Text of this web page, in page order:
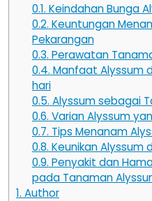
0.1. Keindahan Bunga
0.2. Keuntungan
Pekarangan
0.3. Perawatan
0.4. Manfaat Alyssum
hari
0.5. Alyssum sebagai
0.6. Varian Alyssum
0.7. Tips Menanam
0.8. Keunikan Alyssum
0.9. Penyakit dan
pada Tanaman
1. Author